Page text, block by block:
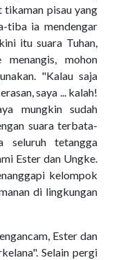
tikaman pisau yang
tiba ia mendengar
itu suara Tuhan,
mohon
"Kalau saja
saya ... kalah!
mungkin sudah
suara terbata-
seluruh tetangga
Ester dan Ungke.
kelompok
di lingkungan
Ester dan
Selain pergi